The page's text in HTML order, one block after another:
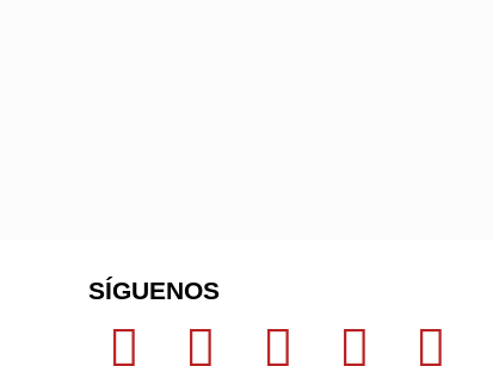
SÍGUENOS